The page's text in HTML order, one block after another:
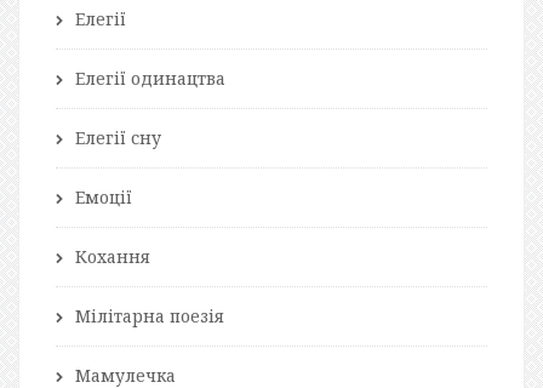
Елегії
Елегії одинацтва
Елегії сну
Емоції
Кохання
Мілітарна поезія
Мамулечка